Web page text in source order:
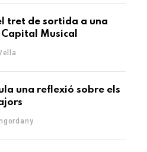
tret de sortida a una
Musical
una reflexió sobre els